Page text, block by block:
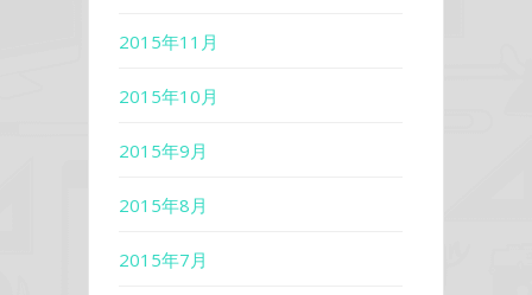
2015年11月
2015年10月
2015年9月
2015年8月
2015年7月